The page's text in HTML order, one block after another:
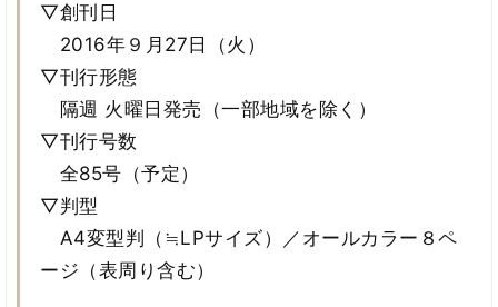
▽創刊日
2016年９月27日（火）
▽刊行形態
隔週 火曜日発売（一部地域を除く）
▽刊行号数
全85号（予定）
▽判型
A4変型判（≒LPサイズ）／オールカラー８ペ
ージ（表周り含む）